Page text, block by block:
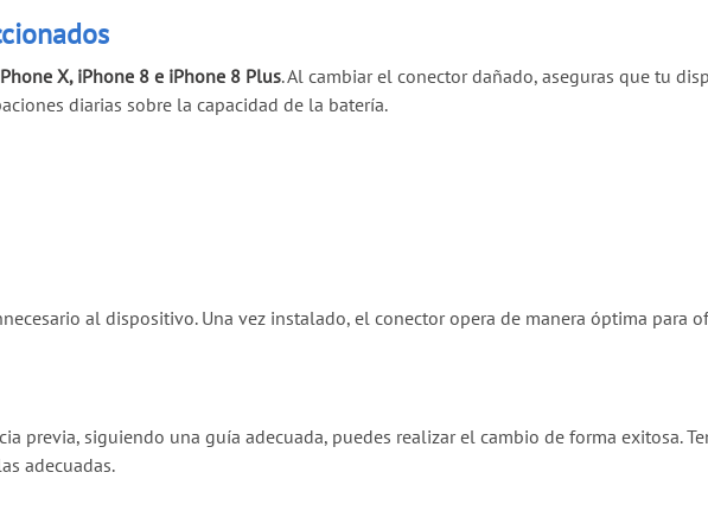
X, iPhone 8 e iPhone 8 Plus. Al cambiar el conector dañado, aseguras que tu
diarias sobre la capacidad de la batería.
al dispositivo. Una vez instalado, el conector opera de manera óptima para
previa, siguiendo una guía adecuada, puedes realizar el cambio de forma exitosa.
adecuadas.